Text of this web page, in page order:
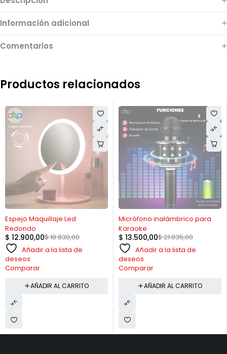
Información adicional
Comentarios
Productos relacionados
Espejo Maquillaje Led
Redondo
$18.830,00
$ 12.900,00
Añadir a la lista de
deseos
Comparar
AÑADIR AL CARRITO
-38%
Micrófono inalámbrico para
Karaoke
$21.835,00
$ 13.500,00
Añadir a la lista de
deseos
Comparar
AÑADIR AL CARRITO